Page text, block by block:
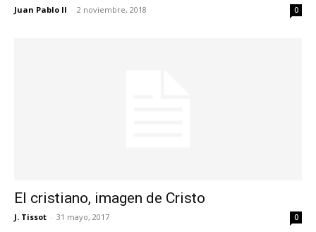
Juan Pablo II - 2 noviembre, 2018 0
El cristiano, imagen de Cristo
J. Tissot - 31 mayo, 2017 0